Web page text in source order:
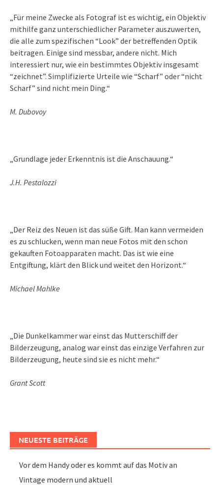
„Für meine Zwecke als Fotograf ist es wichtig, ein Objektiv
mithilfe ganz unterschiedlicher Parameter auszuwerten,
die alle zum spezifischen “Look” der betreffenden Optik
beitragen. Einige sind messbar, andere nicht. Mich
interessiert nur, wie ein bestimmtes Objektiv insgesamt
“zeichnet”. Simplifizierte Urteile wie “Scharf” oder “nicht
Scharf” sind nicht mein Ding.“
M. Dubovoy
„Grundlage jeder Erkenntnis ist die Anschauung.“
J.H. Pestalozzi
„Der Reiz des Neuen ist das süße Gift. Man kann vermeiden
es zu schlucken, wenn man neue Fotos mit den schon
gekauften Fotoapparaten macht. Das ist wie eine
Entgiftung, klärt den Blick und weitet den Horizont.“
Michael Mahlke
„Die Dunkelkammer war einst das Mutterschiff der
Bilderzeugung, analog war einst das einzige Verfahren zur
Bilderzeugung, heute sind sie es nicht mehr.“
Grant Scott
NEUESTE BEITRÄGE
Vor dem Handy oder es kommt auf das Motiv an
Vintage modern und aktuell